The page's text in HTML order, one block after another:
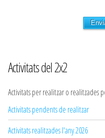
Activitats del 2x2
Activitats per realitzar o realitzades
Activitats pendents de realitzar
Activitats realitzades l'any 2026